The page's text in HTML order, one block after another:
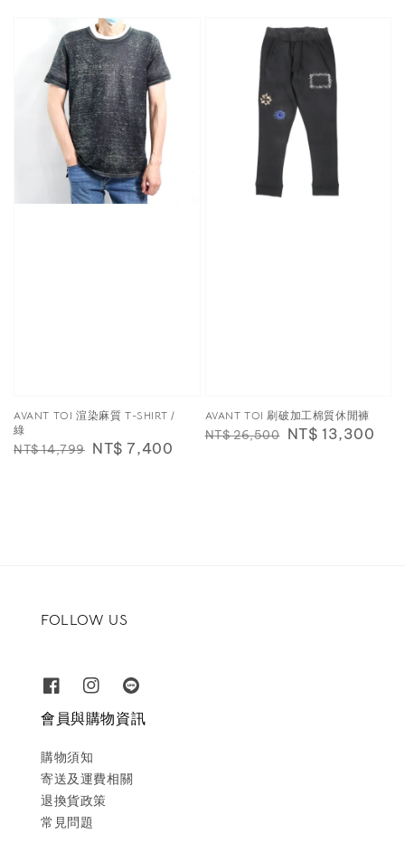
AVANT TOI 渲染麻質 T-SHIRT /
綠
Regular
NT$ 14,799 Sale
NT$ 7,400
AVANT TOI 刷破加工棉質休閒褲
Regular
NT$ 26,500 Sale
NT$ 13,300
FOLLOW US
會員與購物資訊
購物須知
寄送及運費相關
退換貨政策
常見問題